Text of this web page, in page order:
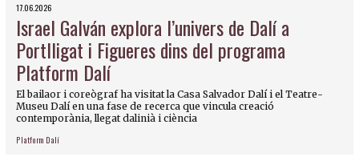
17.06.2026
Israel Galván explora l’univers de Dalí a
Portlligat i Figueres dins del programa
Platform Dalí
El bailaor i coreògraf ha visitat la Casa Salvador Dalí i el Teatre-
Museu Dalí en una fase de recerca que vincula creació
contemporània, llegat dalinià i ciència
Platform Dalí